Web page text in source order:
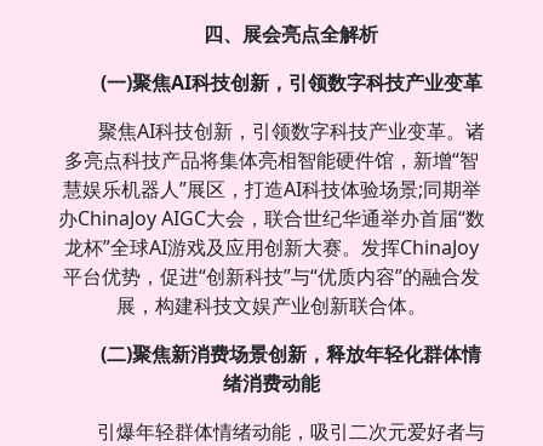
四、展会亮点全解析
(一)聚焦AI科技创新，引领数字科技产业变革
聚焦AI科技创新，引领数字科技产业变革。诸
多亮点科技产品将集体亮相智能硬件馆，新增“智
慧娱乐机器人”展区，打造AI科技体验场景;同期举
办ChinaJoy AIGC大会，联合世纪华通举办首届“数
龙杯”全球AI游戏及应用创新大赛。发挥ChinaJoy
平台优势，促进“创新科技”与“优质内容”的融合发
展，构建科技文娱产业创新联合体。
(二)聚焦新消费场景创新，释放年轻化群体情
绪消费动能
引爆年轻群体情绪动能，吸引二次元爱好者与